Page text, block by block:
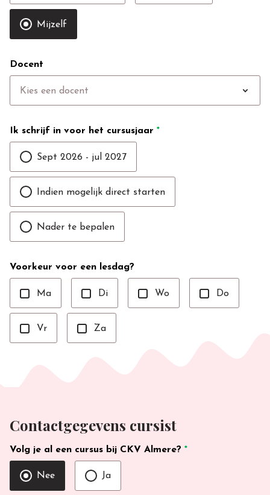
Mijzelf
Docent
Kies een docent expand_more
Ik schrijf in voor het cursusjaar *
Sept 2026 - jul 2027
Indien mogelijk direct starten
Nader te bepalen
Voorkeur voor een lesdag?
Ma Di Wo Do
Vr Za
Contactgegevens cursist
Volg je al een cursus bij CKV Almere? *
Nee Ja